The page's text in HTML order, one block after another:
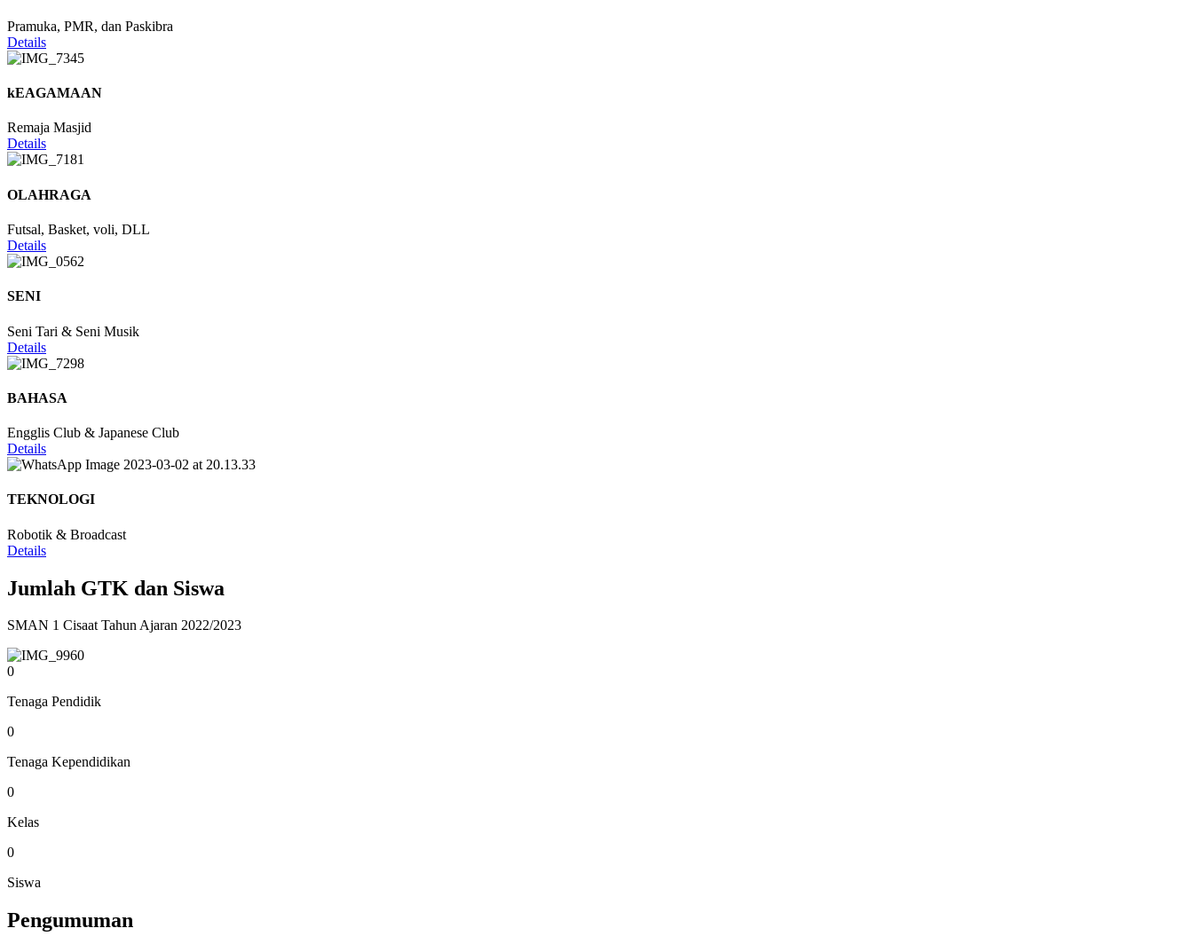
Pramuka, PMR, dan Paskibra
Details
kEAGAMAAN
Remaja Masjid
Details
OLAHRAGA
Futsal, Basket, voli, DLL
Details
SENI
Seni Tari & Seni Musik
Details
BAHASA
Engglis Club & Japanese Club
Details
TEKNOLOGI
Robotik & Broadcast
Details
Jumlah GTK dan Siswa
SMAN 1 Cisaat Tahun Ajaran 2022/2023
0
Tenaga Pendidik
0
Tenaga Kependidikan
0
Kelas
0
Siswa
Pengumuman